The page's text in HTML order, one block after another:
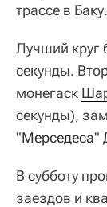
трассе в Баку.
Лучший круг
секунды.
монегаск
секунды),
"Мерседеса"
В субботу
заездов и